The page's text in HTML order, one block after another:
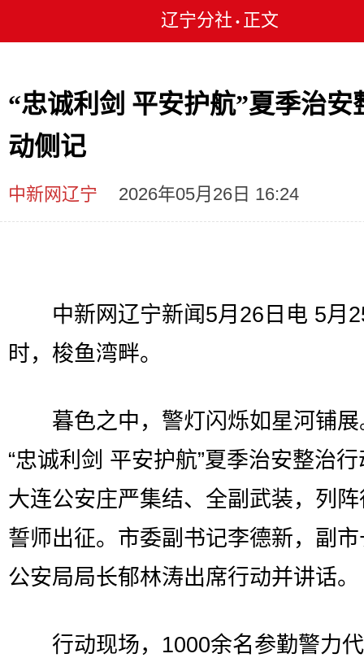
辽宁分社 • 正文
“忠诚利剑 平安护航”夏季治安
动侧记
中新网辽宁 2026年05月26日 16:24
中新网辽宁新闻5月26日电 5月
时，梭鱼湾畔。
暮色之中，警灯闪烁如星河铺展
“忠诚利剑 平安护航”夏季治安整治
大连公安庄严集结、全副武装，列
誓师出征。市委副书记李德新，副
公安局局长郁林涛出席行动并讲话。
行动现场，1000余名参勤警力